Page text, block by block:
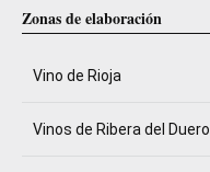
Zonas de elaboración
Vino de Rioja
Vinos de Ribera del Duero